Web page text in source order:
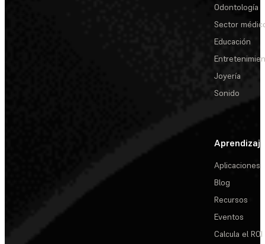
Odontología
Sector
Educación
Joyería
Sonido
Aprendizaje
Aplicaciones
Blog
Recursos
Eventos
Calcula el ROI